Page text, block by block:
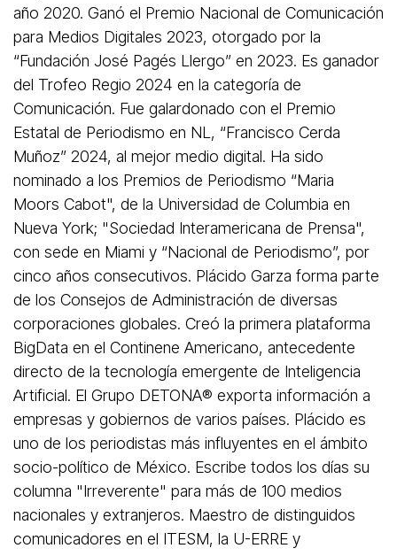
año 2020. Ganó el Premio Nacional de Comunicación
para Medios Digitales 2023, otorgado por la
“Fundación José Pagés Llergo” en 2023. Es ganador
del Trofeo Regio 2024 en la categoría de
Comunicación. Fue galardonado con el Premio
Estatal de Periodismo en NL, “Francisco Cerda
Muñoz” 2024, al mejor medio digital. Ha sido
nominado a los Premios de Periodismo “Maria
Moors Cabot", de la Universidad de Columbia en
Nueva York; "Sociedad Interamericana de Prensa",
con sede en Miami y “Nacional de Periodismo”, por
cinco años consecutivos. Plácido Garza forma parte
de los Consejos de Administración de diversas
corporaciones globales. Creó la primera plataforma
BigData en el Continene Americano, antecedente
directo de la tecnología emergente de Inteligencia
Artificial. El Grupo DETONA®️ exporta información a
empresas y gobiernos de varios países. Plácido es
uno de los periodistas más influyentes en el ámbito
socio-político de México. Escribe todos los días su
columna "Irreverente" para más de 100 medios
nacionales y extranjeros. Maestro de distinguidos
comunicadores en el ITESM, la U-ERRE y